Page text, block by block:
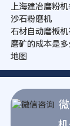
上海建冶磨粉
沙石粉磨机
石材自动磨板
磨矿的成本是
地图